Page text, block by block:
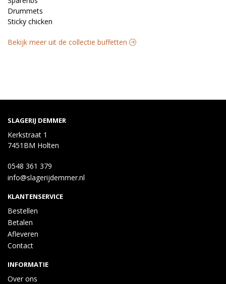
Drummets
Sticky chicken
Bekijk meer uit de collectie buffetten
SLAGERIJ DEMMER
Kerkstraat 1
7451BM Holten
0548 361 379
info@slagerijdemmer.nl
KLANTENSERVICE
Bestellen
Betalen
Afleveren
Contact
INFORMATIE
Over ons